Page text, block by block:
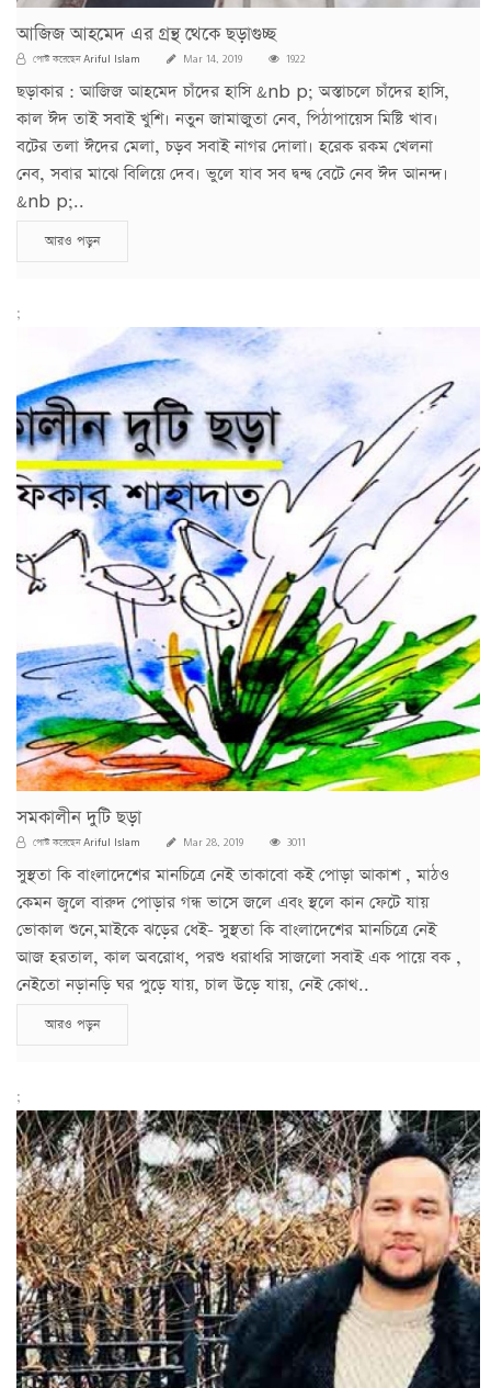
আজিজ আহমেদ এর গ্রন্থ থেকে ছড়াগুচ্ছ
পোস্ট করেছেনAriful Islam Mar 14, 2019 1922
ছড়াকার : আজিজ আহমেদ চাঁদের হাসি &nb p; অস্তাচলে চাঁদের হাসি,
কাল ঈদ তাই সবাই খুশি। নতুন জামাজুতা নেব, পিঠাপায়েস মিষ্টি খাব।
বটের তলা ঈদের মেলা, চড়ব সবাই নাগর দোলা। হরেক রকম খেলনা
নেব, সবার মাঝে বিলিয়ে দেব। ভুলে যাব সব দ্বন্দ্ব বেটে নেব ঈদ আনন্দ।
&nb p;..
আরও পড়ুন
;
সমকালীন দুটি ছড়া
পোস্ট করেছেনAriful Islam Mar 28, 2019 3011
সুস্থতা কি বাংলাদেশের মানচিত্রে নেই তাকাবো কই পোড়া আকাশ , মাঠও
কেমন জ্বলে বারুদ পোড়ার গন্ধ ভাসে জলে এবং স্থলে কান ফেটে যায়
ভোকাল শুনে,মাইকে ঝড়ের ধেই- সুস্থতা কি বাংলাদেশের মানচিত্রে নেই
আজ হরতাল, কাল অবরোধ, পরশু ধরাধরি সাজলো সবাই এক পায়ে বক ,
নেইতো নড়ানড়ি ঘর পুড়ে যায়, চাল উড়ে যায়, নেই কোথ..
আরও পড়ুন
;